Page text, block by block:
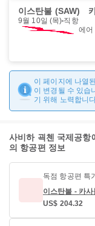
이스탄불 (SAW)
9월 10일 (목) 직항
에어
이 페이지에 나열
이 변경될 수 있습
기 위해 노력합니
사비하 괵첸 국제공항
의 항공편 정보
독점 항공편 특
이스탄불 - 카
US$ 204.32